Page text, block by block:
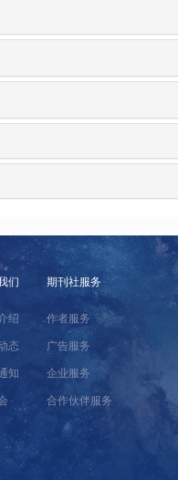
们
绍
态
知
期刊社服务
作者服务
广告服务
企业服务
合作伙伴服务